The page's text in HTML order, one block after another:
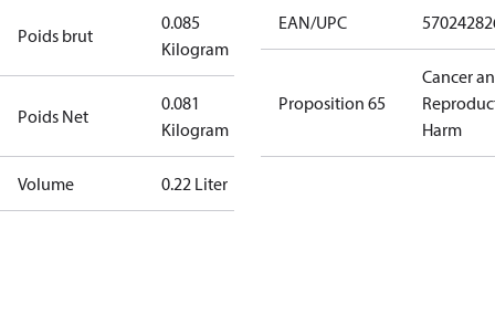
Poids brut
0.085
Kilogram
Poids Net
0.081
Kilogram
Volume 0.22 Liter
EAN/UPC
Proposition 65
Cancer
Harm